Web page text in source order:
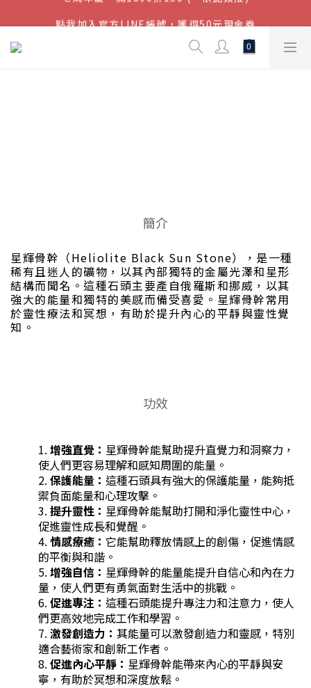
點我加入官方LINE帳號，獲得50元現金券
結帳金額滿$1080超取免運
簡介
星輝骨幹（Heliolite Black Sun Stone），是一種
稀有且迷人的礦物，以其內部獨特的金屬光澤和星形
結構而聞名。這種石頭主要產自俄羅斯和挪威，以其
強大的能量和獨特的美感而備受喜愛。星輝骨幹常用
於靈性療法和冥想，有助於提升內心的平靜與靈性覺
知。
功效
增強直覺： 星輝骨幹能幫助提升直覺力和洞察力，
使人們更容易理解和感知周圍的能量。
保護能量： 這種石頭具有強大的保護能量，能夠抵
禦負面能量和心理攻擊。
提升靈性： 星輝骨幹能幫助打開和淨化靈性中心，
促進靈性成長和覺醒。
情感療癒： 它能幫助釋放情感上的創傷，促進情感
的平衡與和諧。
增強自信： 星輝骨幹的能量能提升自信心和內在力
量，使人們更有勇氣面對生活中的挑戰。
促進專注： 這種石頭能提升專注力和注意力，使人
們更高效地完成工作和學習。
激發創造力： 其能量可以激發創造力和靈感，特別
適合藝術家和創新工作者。
促進內心平靜： 星輝骨幹能帶來內心的平靜與安
寧，有助於冥想和深度放鬆。